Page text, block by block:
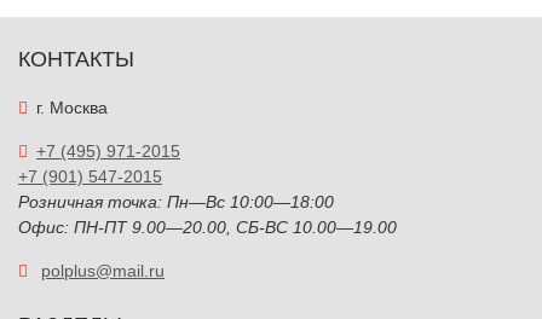
КОНТАКТЫ
г. Москва
+7 (495) 971-2015
+7 (901) 547-2015
Розничная точка: Пн—Вс 10:00—18:00
Офис: ПН-ПТ 9.00—20.00, СБ-ВС 10.00—19.00
polplus@mail.ru